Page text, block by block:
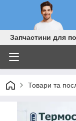
Запчастини для
Товари та